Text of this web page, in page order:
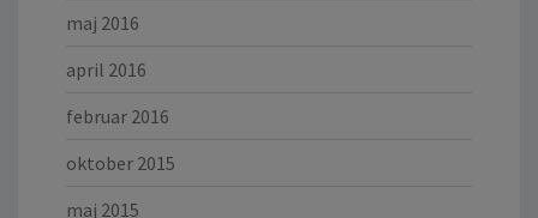
maj 2016
april 2016
februar 2016
oktober 2015
maj 2015